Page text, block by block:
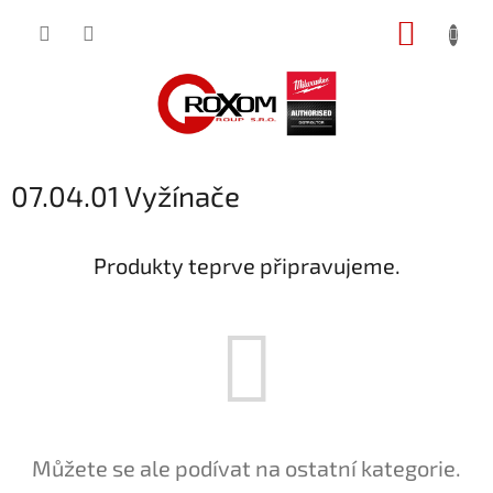
07.04.01 Vyžínače
Produkty teprve připravujeme.
Můžete se ale podívat na ostatní kategorie.